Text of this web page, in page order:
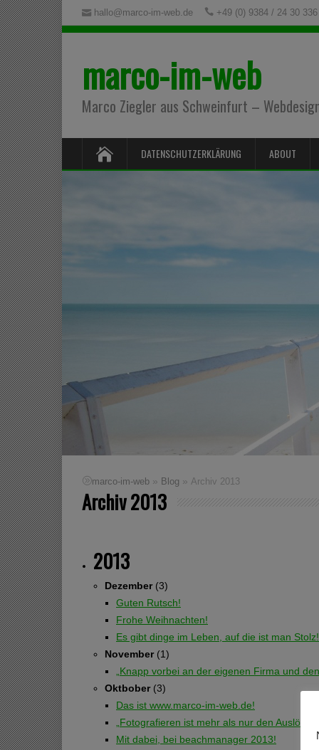
hallo@marco-im-web.de +49 (0) 9384 / 24 30 336
marco-im-web
Marco Ziegler aus Schweinfurt –
DATENSCHUTZERKLÄRUNG ABOUT
marco-im-web » Blog » Archiv 2013
Archiv 2013
2013
Dezember(3)
Guten Rutsch!
Frohe Weihnachten!
Es gibt dinge im Leben, auf die ist man Stolz!
November(1)
„Knapp vorbei an der eigenen Firma und
Oktbober(3)
Das ist www.marco-im-web.de!
„Fotografieren ist mehr als nur den Auslöser
Mit dabei, bei beachmanager 2013!